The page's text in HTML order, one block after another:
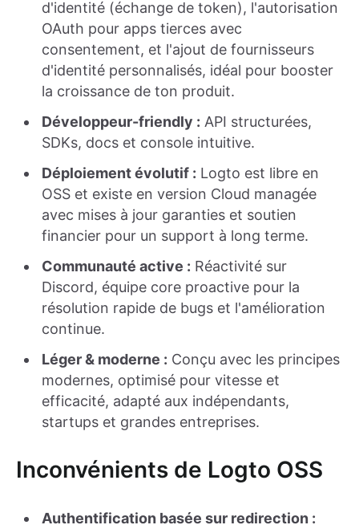
d'identité (échange de token), l'autorisation
OAuth pour apps tierces avec
consentement, et l'ajout de fournisseurs
d'identité personnalisés, idéal pour booster
la croissance de ton produit.
Développeur-friendly : API structurées,
SDKs, docs et console intuitive.
Déploiement évolutif : Logto est libre en
OSS et existe en version Cloud managée
avec mises à jour garanties et soutien
financier pour un support à long terme.
Communauté active : Réactivité sur
Discord, équipe core proactive pour la
résolution rapide de bugs et l'amélioration
continue.
Léger & moderne : Conçu avec les principes
modernes, optimisé pour vitesse et
efficacité, adapté aux indépendants,
startups et grandes entreprises.
Inconvénients de Logto OSS
Authentification basée sur redirection :